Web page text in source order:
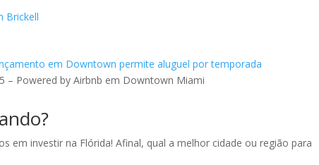
Brickell
– Powered by Airbnb em Downtown Miami
em investir na Flórida! Afinal, qual a melhor cidade ou região para